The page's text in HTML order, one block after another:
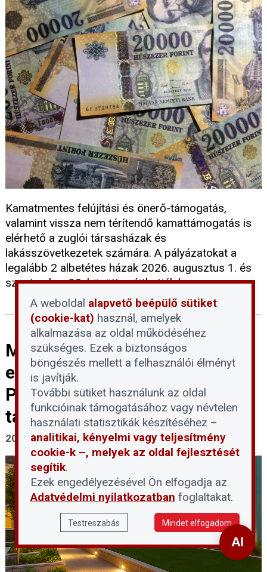
Kamatmentes felújítási és önerő-támogatás,
valamint vissza nem térítendő kamattámogatás is
elérhető a zuglói társasházak és
lakásszövetkezetek számára. A pályázatokat a
legalább 2 albetétes házak 2026. augusztus 1. és
szeptember 30. között nyújthatják be.
Mit tehet a közös képviselő az
energiaválság enyhítésére? –
Praktikus, azonnali lépések a
társasházban
2026. augusztus 3.
A weboldal alapvető beépülő sütiket
(cookie-kat) használ, amelyek
alkalmazása az oldal működéséhez
szükséges. Ezek a biztonságos
böngészés mellett a felhasználói élményt
is javítják.
További sütiket használunk az oldal
funkcióinak támogatásához vagy névtelen
használati statisztikák készítéséhez –
analitikai, kényelmi vagy teljesítmény
cookie-k –, melyek az oldal fejlesztését
segítik.
Ezek engedélyezésével Ön elfogadja az
Adatvédelmi nyilatkozatban foglaltakat.
Testreszabás Mindet elfogadom